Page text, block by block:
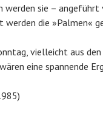
sie –
werden die »Palmen«
vielleicht aus den
eine spannende